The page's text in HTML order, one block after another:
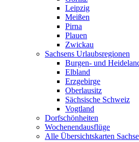
Leipzig
Meißen
Pirna
Plauen
Zwickau
Sachsens Urlaubsregionen
Burgen- und
Elbland
Erzgebirge
Oberlausitz
Sächsische Schweiz
Vogtland
Dorfschönheiten
Wochenendausflüge
Alle Übersichtskarten